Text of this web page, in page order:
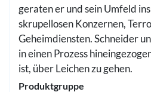
geraten er und sein Umfeld
skrupellosen Konzernen,
Geheimdiensten. Schneider
in einen Prozess
ist, über Leichen zu gehen.
Produktgruppe